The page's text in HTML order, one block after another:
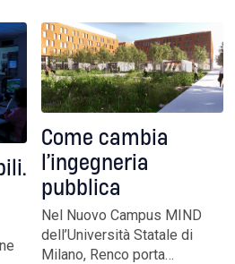
immersive: l’innovazione e la
sensibilità umana si
uniscono per rendere uno
scatto accessibile anche a
chi non può vederlo
Come cambia
l’ingegneria
pubblica
Nel Nuovo Campus MIND
dell’Università Statale di
Milano, Renco porta